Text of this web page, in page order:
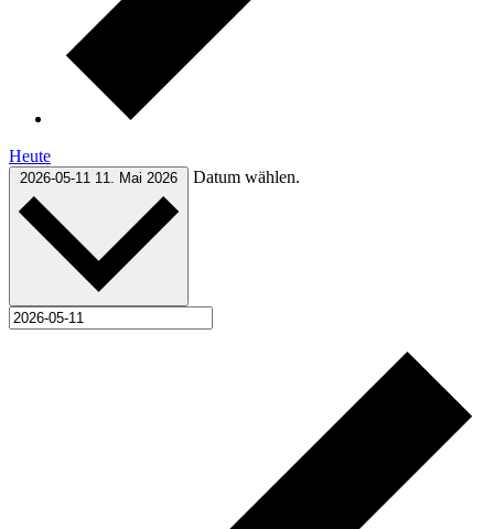
Heute
2026-05-11 11. Mai 2026 Datum wählen.